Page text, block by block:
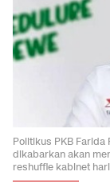
Politikus PKB
dikabarkan akan
reshuffle kabinet